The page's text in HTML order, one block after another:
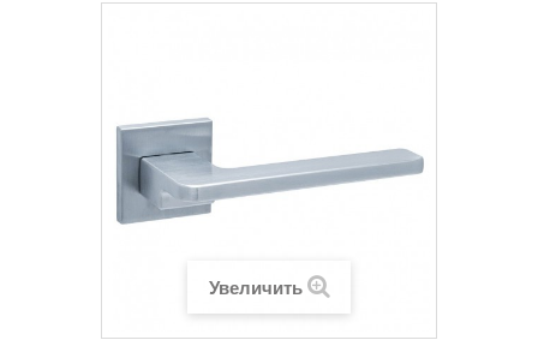
Увеличить